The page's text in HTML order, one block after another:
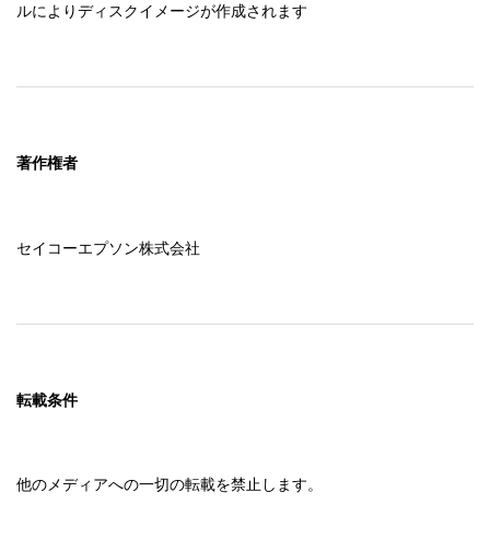
ルによりディスクイメージが作成されます
著作権者
セイコーエプソン株式会社
転載条件
他のメディアへの一切の転載を禁止します。